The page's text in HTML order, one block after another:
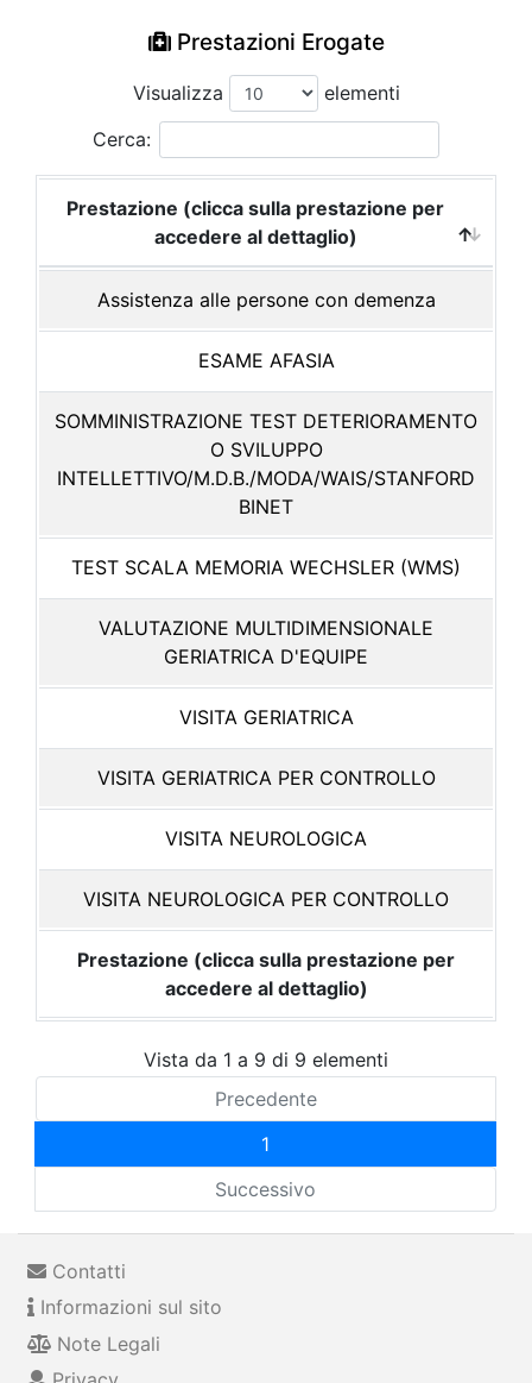
Prestazioni Erogate
Visualizza
elementi
Cerca:
Prestazione (clicca sulla prestazione per
accedere al dettaglio)
Assistenza alle persone con demenza
ESAME AFASIA
SOMMINISTRAZIONE TEST DETERIORAMENTO
O SVILUPPO
INTELLETTIVO/M.D.B./MODA/WAIS/STANFORD
BINET
TEST SCALA MEMORIA WECHSLER (WMS)
VALUTAZIONE MULTIDIMENSIONALE
GERIATRICA D'EQUIPE
VISITA GERIATRICA
VISITA GERIATRICA PER CONTROLLO
VISITA NEUROLOGICA
VISITA NEUROLOGICA PER CONTROLLO
Prestazione (clicca sulla prestazione per
accedere al dettaglio)
Vista da 1 a 9 di 9 elementi
Precedente
1
Successivo
Contatti
Informazioni sul sito
Note Legali